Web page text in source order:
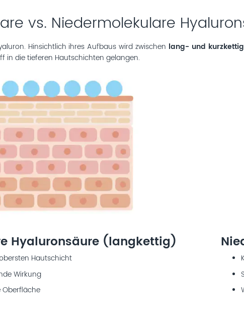
vs. Niedermolekulare
Hinsichtlich ihres Aufbaus wird zwischen lang- und
in die tieferen Hautschichten gelangen.
Hyaluronsäure (langkettig)
Hautschicht
Wirkung
Oberfläche